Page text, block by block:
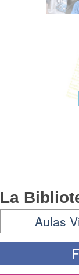
La
Aulas